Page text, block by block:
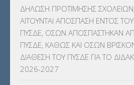
ΚΠπ- ΚΡΑΤΙΚΟ ΠΙΣΤΟΠΟΙΗΤΙΚΟ
ΠΛΗΡΟΦΟΡΙΚΗΣ (12)
ΛΟΙΠΑ (309)
ΔΗΛΩΣΗ ΠΡΟΤΙΜΗΣΗΣ
ΑΙΤΟΥΝΤΑΙ ΑΠΟΣΠΑΣΗ ΕΝΤΟΣ ΤΟΥ
ΠΥΣΔΕ, ΟΣΩΝ ΑΠΟΣΠΑΣΤΗΚΑΝ
ΠΥΣΔΕ, ΚΑΘΩΣ ΚΑΙ ΟΣΩΝ
ΔΙΑΘΕΣΗ ΤΟΥ ΠΥΣΔΕ ΓΙΑ ΤΟ
2026-2027